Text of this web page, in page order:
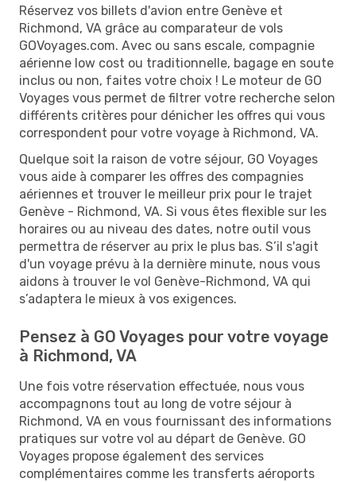
Réservez vos billets d'avion entre Genève et
Richmond, VA grâce au comparateur de vols
GOVoyages.com. Avec ou sans escale, compagnie
aérienne low cost ou traditionnelle, bagage en soute
inclus ou non, faites votre choix ! Le moteur de GO
Voyages vous permet de filtrer votre recherche selon
différents critères pour dénicher les offres qui vous
correspondent pour votre voyage à Richmond, VA.
Quelque soit la raison de votre séjour, GO Voyages
vous aide à comparer les offres des compagnies
aériennes et trouver le meilleur prix pour le trajet
Genève - Richmond, VA. Si vous êtes flexible sur les
horaires ou au niveau des dates, notre outil vous
permettra de réserver au prix le plus bas. S’il s'agit
d'un voyage prévu à la dernière minute, nous vous
aidons à trouver le vol Genève-Richmond, VA qui
s’adaptera le mieux à vos exigences.
Pensez à GO Voyages pour votre voyage
à Richmond, VA
Une fois votre réservation effectuée, nous vous
accompagnons tout au long de votre séjour à
Richmond, VA en vous fournissant des informations
pratiques sur votre vol au départ de Genève. GO
Voyages propose également des services
complémentaires comme les transferts aéroports